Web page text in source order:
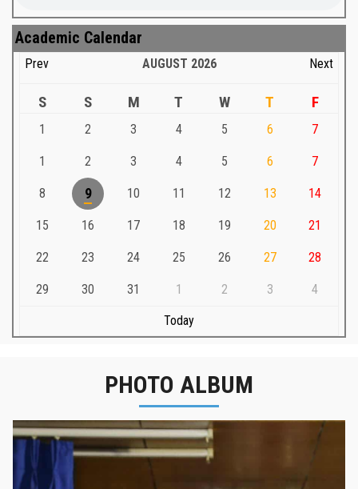
Academic Calendar
Prev AUGUST 2026 Next
S S M T W T F
1 2 3 4 5 6 7
1 2 3 4 5 6 7
8 9 10 11 12 13 14
15 16 17 18 19 20 21
22 23 24 25 26 27 28
29 30 31 1 2 3 4
Today
PHOTO ALBUM